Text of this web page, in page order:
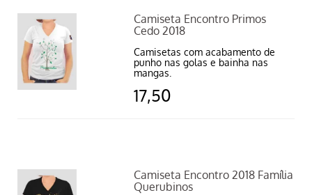
Camiseta Encontro Primos
Cedo 2018
Camisetas com acabamento de
punho nas golas e bainha nas
mangas.
17,50
Camiseta Encontro 2018 Família
Querubinos